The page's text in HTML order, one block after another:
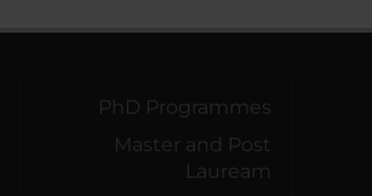
PhD Programmes
Master and Post
Lauream